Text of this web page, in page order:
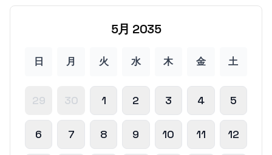
5月 2035
日 月 火 水 木 金 土
29 30 1 2 3 4 5
6 7 8 9 10 11 12